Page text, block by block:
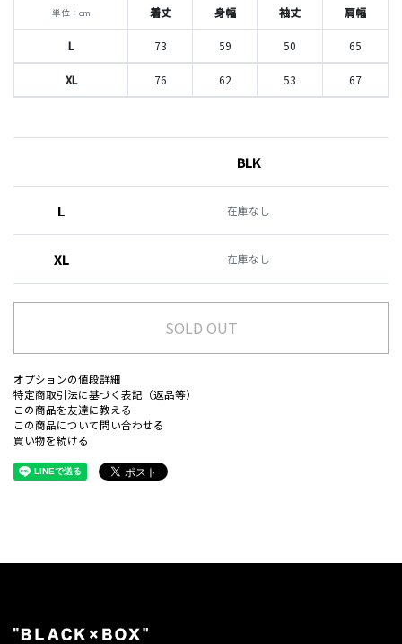
単位：cm 着丈 身幅 袖丈 肩幅
L 73 59 50 65
XL 76 62 53 67
BLK
L 在庫なし
XL 在庫なし
SOLD OUT
オプションの値段詳細
特定商取引法に基づく表記（返品等）
この商品を友達に教える
この商品について問い合わせる
買い物を続ける